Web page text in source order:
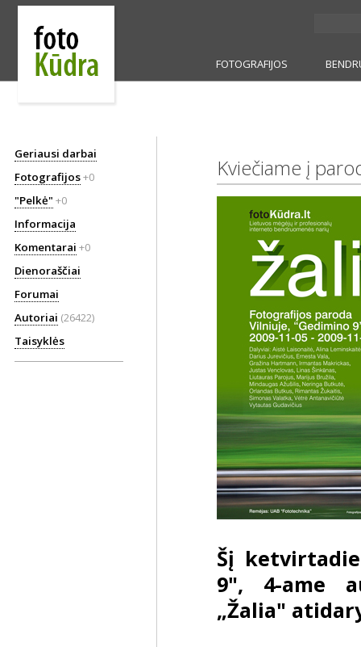
FOTOGRAFIJOS
Geriausi darbai
Fotografijos+0
"Pelkė" +0
Informacija
Komentarai +0
Dienoraščiai
Forumai
Autoriai (26422)
Taisyklės
Kviečiame į
Šį
9", 4-ame
„Žalia"